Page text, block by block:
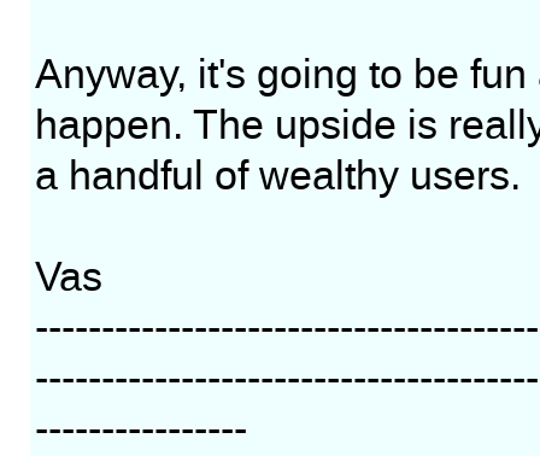
Anyway, it's going to be
happen. The upside is
a handful of wealthy users.
Vas
----------------